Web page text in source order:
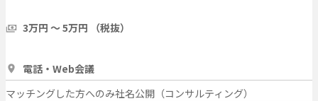
3万円 〜 5万円 （税抜）
電話・Web会議
マッチングした方へのみ社名公開（コンサルティング）